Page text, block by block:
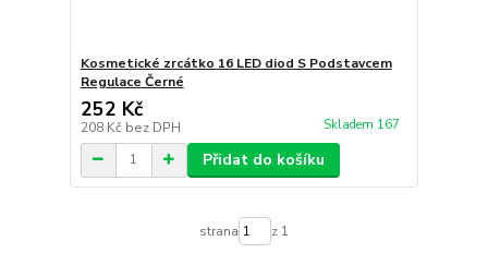
Kosmetické zrcátko 16 LED diod S Podstavcem
Regulace Černé
252 Kč
208 Kč bez DPH Skladem 167
Přidat do košíku
strana z 1